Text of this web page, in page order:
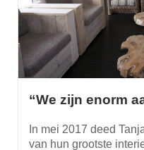
“We zijn enorm
In mei 2017 deed
van hun grootste